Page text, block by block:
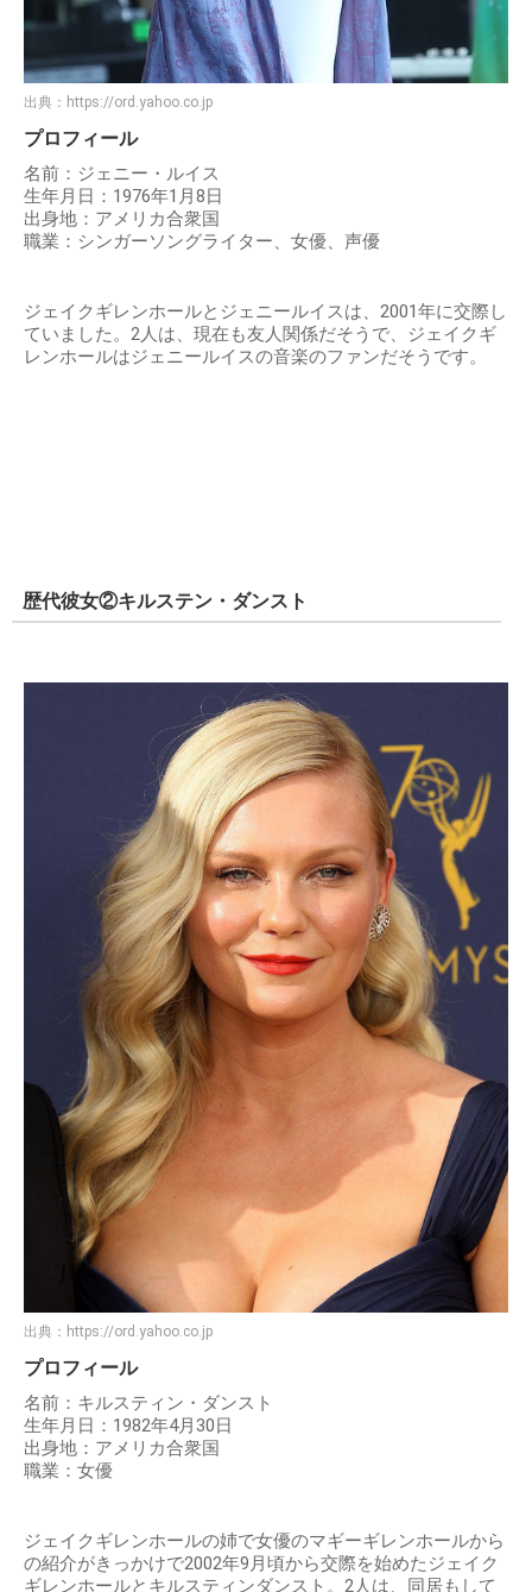
出典： https://ord.yahoo.co.jp
プロフィール
名前：ジェニー・ルイス
生年月日：1976年1月8日
出身地：アメリカ合衆国
職業：シンガーソングライター、女優、声優
ジェイクギレンホールとジェニールイスは、2001年に交際し
ていました。2人は、現在も友人関係だそうで、ジェイクギ
レンホールはジェニールイスの音楽のファンだそうです。
歴代彼女②キルステン・ダンスト
出典： https://ord.yahoo.co.jp
プロフィール
名前：キルスティン・ダンスト
生年月日：1982年4月30日
出身地：アメリカ合衆国
職業：女優
ジェイクギレンホールの姉で女優のマギーギレンホールから
の紹介がきっかけで2002年9月頃から交際を始めたジェイク
ギレンホールとキルスティンダンスト。2人は、同居もして